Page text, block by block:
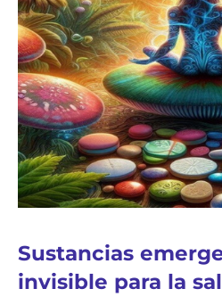
Sustancias
invisible para la